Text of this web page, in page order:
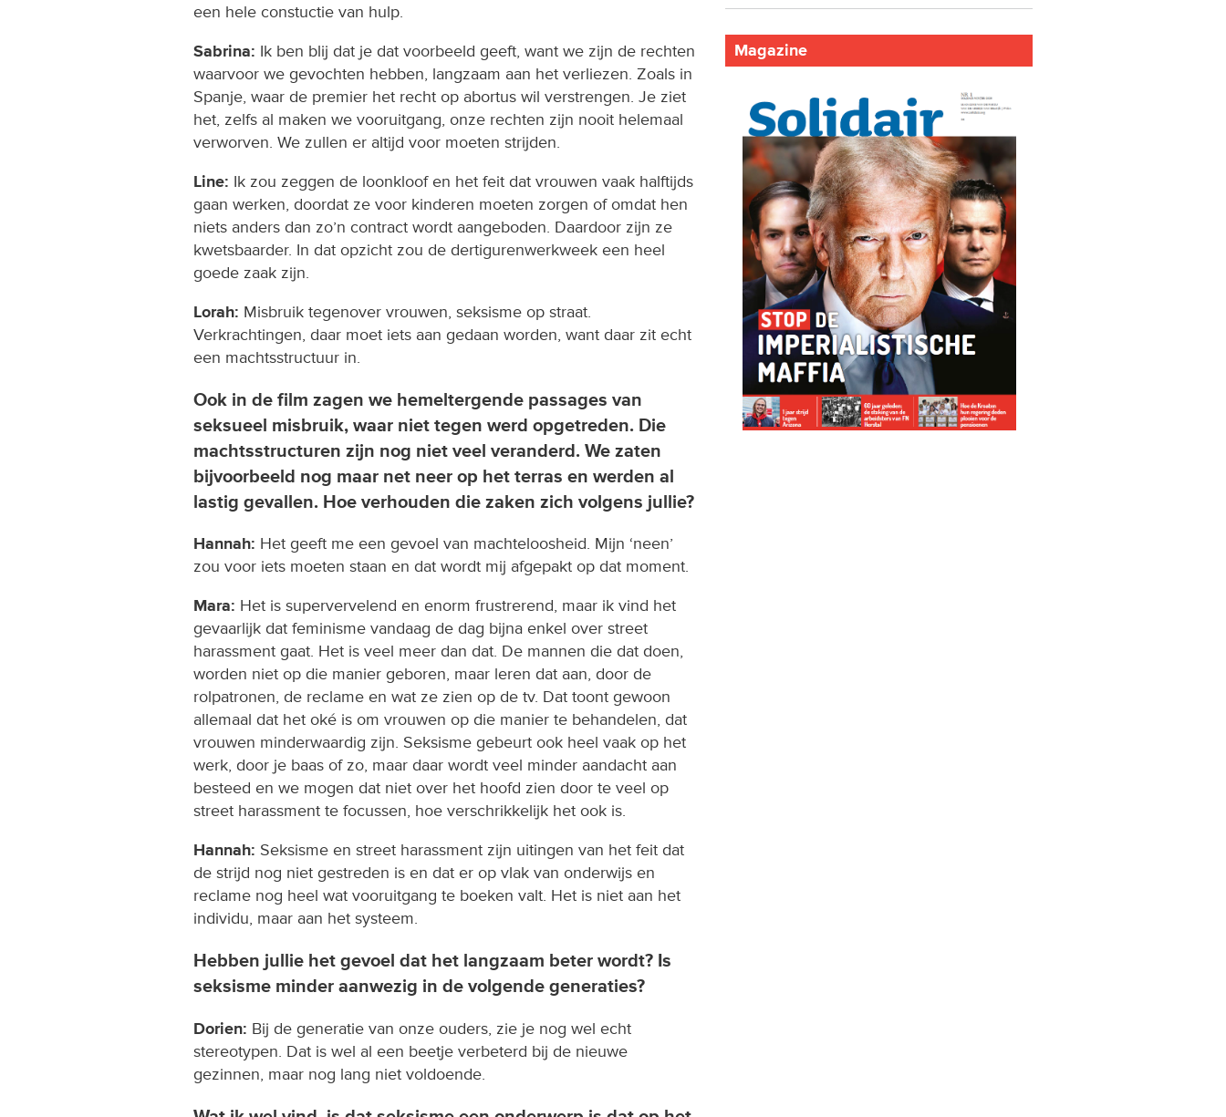
een hele constuctie van hulp.
Sabrina: Ik ben blij dat je dat voorbeeld geeft, want we zijn de rechten
waarvoor we gevochten hebben, langzaam aan het verliezen. Zoals in
Spanje, waar de premier het recht op abortus wil verstrengen. Je ziet
het, zelfs al maken we vooruitgang, onze rechten zijn nooit helemaal
verworven. We zullen er altijd voor moeten strijden.
Line: Ik zou zeggen de loonkloof en het feit dat vrouwen vaak halftijds
gaan werken, doordat ze voor kinderen moeten zorgen of omdat hen
niets anders dan zo’n contract wordt aangeboden. Daardoor zijn ze
kwetsbaarder. In dat opzicht zou de dertigurenwerkweek een heel
goede zaak zijn.
Lorah: Misbruik tegenover vrouwen, seksisme op straat.
Verkrachtingen, daar moet iets aan gedaan worden, want daar zit echt
een machtsstructuur in.
Ook in de film zagen we hemeltergende passages van
seksueel misbruik, waar niet tegen werd opgetreden. Die
machtsstructuren zijn nog niet veel veranderd. We zaten
bijvoorbeeld nog maar net neer op het terras en werden al
lastig gevallen. Hoe verhouden die zaken zich volgens jullie?
Hannah: Het geeft me een gevoel van machteloosheid. Mijn ‘neen’
zou voor iets moeten staan en dat wordt mij afgepakt op dat moment.
Mara: Het is supervervelend en enorm frustrerend, maar ik vind het
gevaarlijk dat feminisme vandaag de dag bijna enkel over street
harassment gaat. Het is veel meer dan dat. De mannen die dat doen,
worden niet op die manier geboren, maar leren dat aan, door de
rolpatronen, de reclame en wat ze zien op de tv. Dat toont gewoon
allemaal dat het oké is om vrouwen op die manier te behandelen, dat
vrouwen minderwaardig zijn. Seksisme gebeurt ook heel vaak op het
werk, door je baas of zo, maar daar wordt veel minder aandacht aan
besteed en we mogen dat niet over het hoofd zien door te veel op
street harassment te focussen, hoe verschrikkelijk het ook is.
Hannah: Seksisme en street harassment zijn uitingen van het feit dat
de strijd nog niet gestreden is en dat er op vlak van onderwijs en
reclame nog heel wat vooruitgang te boeken valt. Het is niet aan het
individu, maar aan het systeem.
Hebben jullie het gevoel dat het langzaam beter wordt? Is
seksisme minder aanwezig in de volgende generaties?
Dorien: Bij de generatie van onze ouders, zie je nog wel echt
stereotypen. Dat is wel al een beetje verbeterd bij de nieuwe
gezinnen, maar nog lang niet voldoende.
Magazine